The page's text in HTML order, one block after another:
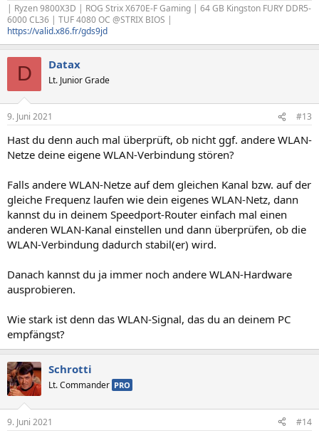
| Ryzen 9800X3D | ROG Strix X670E-F Gaming | 64 GB Kingston FURY DDR5-
6000 CL36 | TUF 4080 OC @STRIX BIOS |
https://valid.x86.fr/gds9jd
D Datax
Lt. Junior Grade
9. Juni 2021 #13
Hast du denn auch mal überprüft, ob nicht ggf. andere WLAN-
Netze deine eigene WLAN-Verbindung stören?
Falls andere WLAN-Netze auf dem gleichen Kanal bzw. auf der
gleiche Frequenz laufen wie dein eigenes WLAN-Netz, dann
kannst du in deinem Speedport-Router einfach mal einen
anderen WLAN-Kanal einstellen und dann überprüfen, ob die
WLAN-Verbindung dadurch stabil(er) wird.
Danach kannst du ja immer noch andere WLAN-Hardware
ausprobieren.
Wie stark ist denn das WLAN-Signal, das du an deinem PC
empfängst?
Schrotti
Lt. Commander PRO
9. Juni 2021 #14